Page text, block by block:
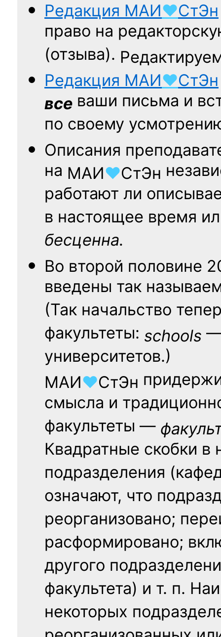
Редакция МАИ♥СтЭн
право на
(отзыва).
Редакция МАИ♥СтЭн
все ваши письма и
по своему
Описания
на МАИ♥СтЭн
работают ли
в настоящее время
бесценна.
Во второй половине
введены так
(Так начальство
факультеты: schools —
университетов.)
МАИ♥СтЭн
смысла и
факультеты —
Квадратные скобки в
подразделения
означают, что
реорганизовано;
расформировано;
другого
факультета) и т. п.
некоторых